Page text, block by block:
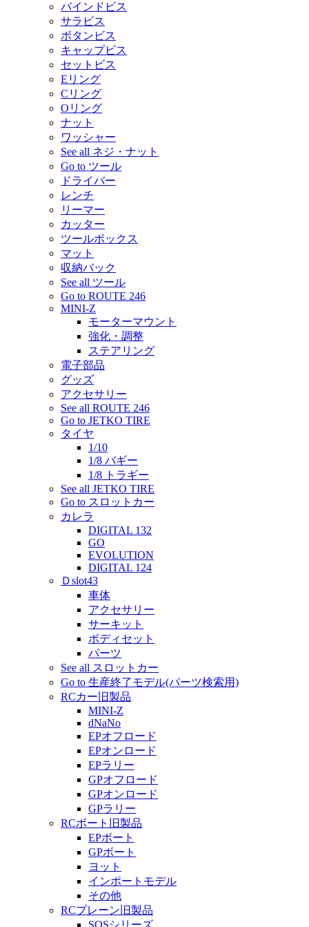
バインドビス
サラビス
ボタンビス
キャップビス
セットビス
Eリング
Cリング
Oリング
ナット
ワッシャー
See all ネジ・ナット
Go to ツール
ドライバー
レンチ
リーマー
カッター
ツールボックス
マット
収納バック
See all ツール
Go to ROUTE 246
MINI-Z
モーターマウント
強化・調整
ステアリング
電子部品
グッズ
アクセサリー
See all ROUTE 246
Go to JETKO TIRE
タイヤ
1/10
1/8 バギー
1/8 トラギー
See all JETKO TIRE
Go to スロットカー
カレラ
DIGITAL 132
GO
EVOLUTION
DIGITAL 124
Ｄslot43
車体
アクセサリー
サーキット
ボディセット
パーツ
See all スロットカー
Go to 生産終了モデル(パーツ検索用)
RCカー旧製品
MINI-Z
dNaNo
EPオフロード
EPオンロード
EPラリー
GPオフロード
GPオンロード
GPラリー
RCボート旧製品
EPボート
GPボート
ヨット
インポートモデル
その他
RCプレーン旧製品